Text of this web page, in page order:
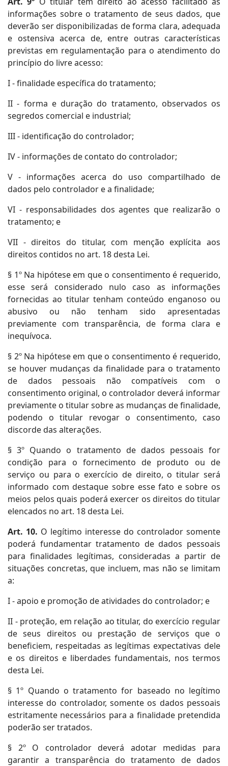
informações sobre o tratamento de seus dados, que
deverão ser disponibilizadas de forma clara, adequada
e ostensiva acerca de, entre outras características
previstas em regulamentação para o atendimento do
princípio do livre acesso:
I - finalidade específica do tratamento;
II - forma e duração do tratamento, observados os
segredos comercial e industrial;
III - identificação do controlador;
IV - informações de contato do controlador;
V - informações acerca do uso compartilhado de
dados pelo controlador e a finalidade;
VI - responsabilidades dos agentes que realizarão o
tratamento; e
VII - direitos do titular, com menção explícita aos
direitos contidos no art. 18 desta Lei.
§ 1º Na hipótese em que o consentimento é requerido,
esse será considerado nulo caso as informações
fornecidas ao titular tenham conteúdo enganoso ou
abusivo ou não tenham sido apresentadas
previamente com transparência, de forma clara e
inequívoca.
§ 2º Na hipótese em que o consentimento é requerido,
se houver mudanças da finalidade para o tratamento
de dados pessoais não compatíveis com o
consentimento original, o controlador deverá informar
previamente o titular sobre as mudanças de finalidade,
podendo o titular revogar o consentimento, caso
discorde das alterações.
§ 3º Quando o tratamento de dados pessoais for
condição para o fornecimento de produto ou de
serviço ou para o exercício de direito, o titular será
informado com destaque sobre esse fato e sobre os
meios pelos quais poderá exercer os direitos do titular
elencados no art. 18 desta Lei.
Art. 10. O legítimo interesse do controlador somente
poderá fundamentar tratamento de dados pessoais
para finalidades legítimas, consideradas a partir de
situações concretas, que incluem, mas não se limitam
a:
I - apoio e promoção de atividades do controlador; e
II - proteção, em relação ao titular, do exercício regular
de seus direitos ou prestação de serviços que o
beneficiem, respeitadas as legítimas expectativas dele
e os direitos e liberdades fundamentais, nos termos
desta Lei.
§ 1º Quando o tratamento for baseado no legítimo
interesse do controlador, somente os dados pessoais
estritamente necessários para a finalidade pretendida
poderão ser tratados.
§ 2º O controlador deverá adotar medidas para
garantir a transparência do tratamento de dados